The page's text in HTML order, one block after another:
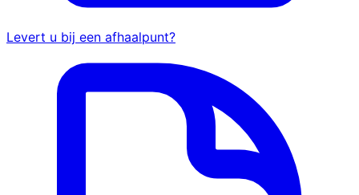
Levert u bij een afhaalpunt?